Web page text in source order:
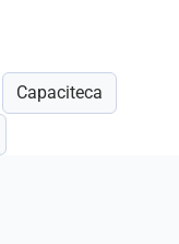
Capaciteca